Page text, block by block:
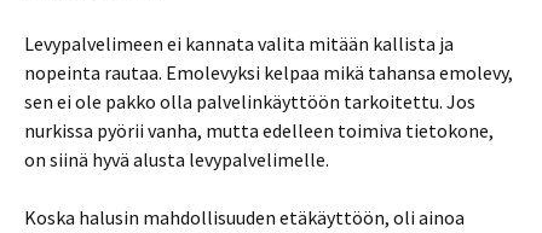
Levypalvelimeen ei kannata valita mitään kallista ja
nopeinta rautaa. Emolevyksi kelpaa mikä tahansa emolevy,
sen ei ole pakko olla palvelinkäyttöön tarkoitettu. Jos
nurkissa pyörii vanha, mutta edelleen toimiva tietokone,
on siinä hyvä alusta levypalvelimelle.
Koska halusin mahdollisuuden etäkäyttöön, oli ainoa